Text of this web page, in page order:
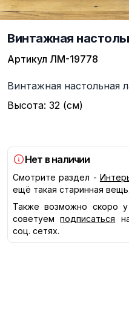
Винтажная
Артикул ЛМ-19778
Описание
Винтажная настольная
Высота: 32 (см)
Нет в наличии
Смотрите раздел -
ещё такая старинная вещь.
Также возможно скоро
советуем
подписаться
соц. сетях.